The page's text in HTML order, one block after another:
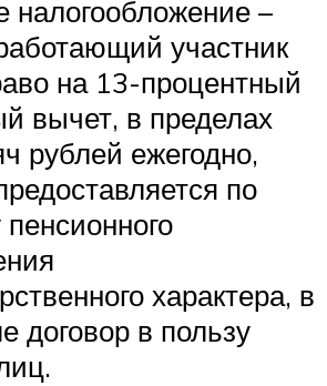
налогообложение –
участник
на 13-процентный
вычет, в пределах
рублей ежегодно,
по
пенсионного
характера, в
договор в пользу